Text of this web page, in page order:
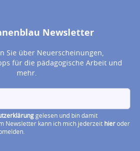
Newsletter
Sie über Neuerscheinungen,
für die pädagogische Arbeit und
mehr.
gelesen und bin damit
Newsletter kann ich mich jederzeit hieroder